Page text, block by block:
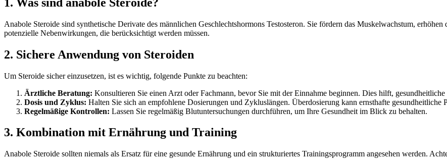
Anabole Steroide sind synthetische Derivate des männlichen Geschlechtshormons Testosteron. Sie fördern das Muskelwachstum,
potenzielle Nebenwirkungen, die berücksichtigt werden müssen.
2. Sichere Anwendung von Steroiden
Um Steroide sicher einzusetzen, ist es wichtig, folgende Punkte zu beachten:
Ärztliche Beratung: Konsultieren Sie einen Arzt oder Fachmann, bevor Sie mit der Einnahme beginnen. Dies hilft,
Dosis und Zyklus: Halten Sie sich an empfohlene Dosierungen und Zykluslängen. Überdosierung kann ernsthafte gesundheitliche
Regelmäßige Kontrollen: Lassen Sie regelmäßig Blutuntersuchungen durchführen, um Ihre Gesundheit im Blick zu behalten.
3. Kombination mit Ernährung und Training
Anabole Steroide sollten niemals als Ersatz für eine gesunde Ernährung und ein strukturiertes Trainingsprogramm angesehen werden.